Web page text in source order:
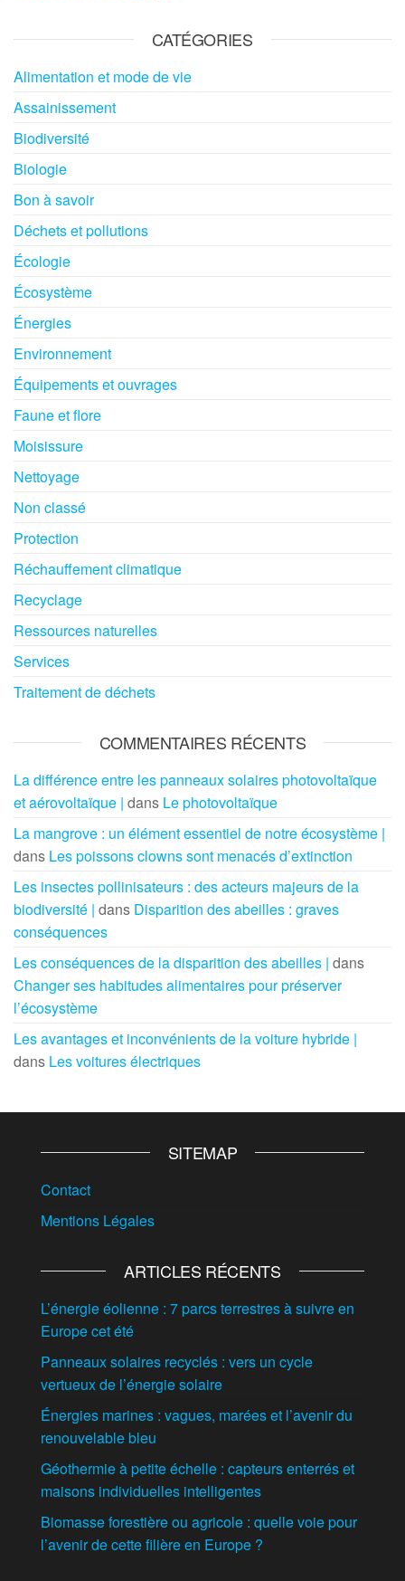
CATÉGORIES
Alimentation et mode de vie
Assainissement
Biodiversité
Biologie
Bon à savoir
Déchets et pollutions
Écologie
Écosystème
Énergies
Environnement
Équipements et ouvrages
Faune et flore
Moisissure
Nettoyage
Non classé
Protection
Réchauffement climatique
Recyclage
Ressources naturelles
Services
Traitement de déchets
COMMENTAIRES RÉCENTS
La différence entre les panneaux solaires photovoltaïque
et aérovoltaïque | dans Le photovoltaïque
La mangrove : un élément essentiel de notre écosystème |
dans Les poissons clowns sont menacés d’extinction
Les insectes pollinisateurs : des acteurs majeurs de la
biodiversité | dans Disparition des abeilles : graves
conséquences
Les conséquences de la disparition des abeilles | dans
Changer ses habitudes alimentaires pour préserver
l’écosystème
Les avantages et inconvénients de la voiture hybride |
dans Les voitures électriques
SITEMAP
Contact
Mentions Légales
ARTICLES RÉCENTS
L’énergie éolienne : 7 parcs terrestres à suivre en
Europe cet été
Panneaux solaires recyclés : vers un cycle
vertueux de l’énergie solaire
Énergies marines : vagues, marées et l’avenir du
renouvelable bleu
Géothermie à petite échelle : capteurs enterrés et
maisons individuelles intelligentes
Biomasse forestière ou agricole : quelle voie pour
l’avenir de cette filière en Europe ?